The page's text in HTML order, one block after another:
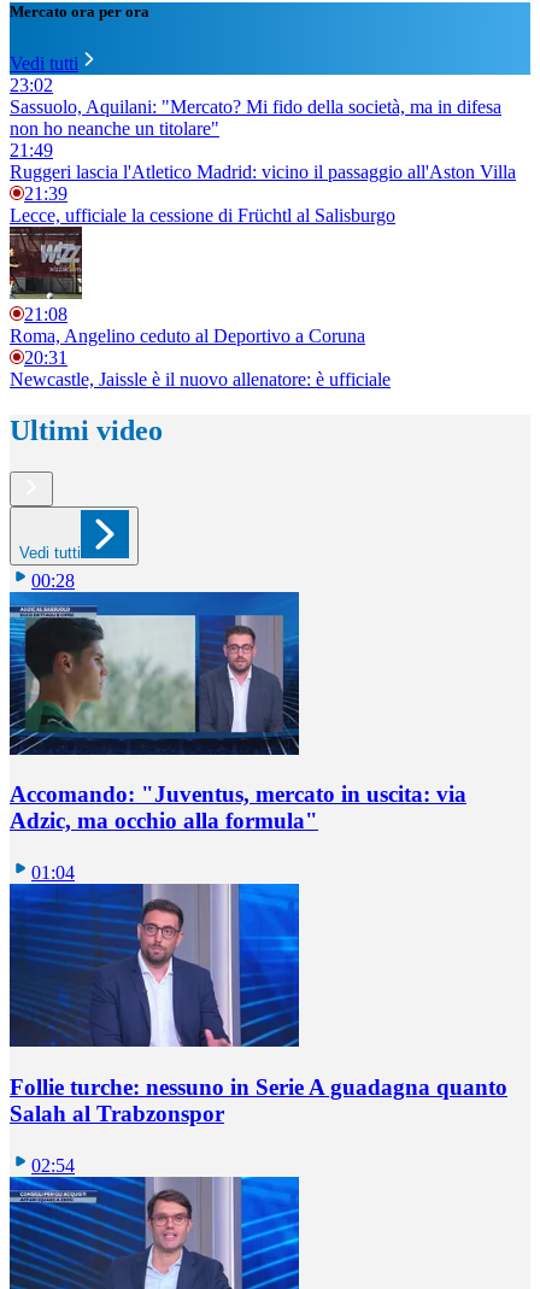
Mercato ora per ora
Vedi tutti
23:02
Sassuolo, Aquilani: "Mercato? Mi fido della società, ma in difesa
non ho neanche un titolare"
21:49
Ruggeri lascia l'Atletico Madrid: vicino il passaggio all'Aston Villa
21:39
Lecce, ufficiale la cessione di Früchtl al Salisburgo
21:08
Roma, Angelino ceduto al Deportivo a Coruna
20:31
Newcastle, Jaissle è il nuovo allenatore: è ufficiale
Ultimi video
Vedi tutti
00:28
Accomando: "Juventus, mercato in uscita: via
Adzic, ma occhio alla formula"
01:04
Follie turche: nessuno in Serie A guadagna quanto
Salah al Trabzonspor
02:54